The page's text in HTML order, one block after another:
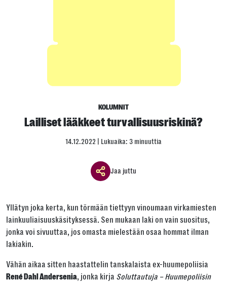
KOLUMNIT
Lailliset lääkkeet turvallisuusriskinä?
14.12.2022 | Lukuaika: 3 minuuttia
Jaa juttu
Jaa tämä linkki seuraavilla tavoilla
Tai kopioi linkki
Yllätyn joka kerta, kun törmään tiettyyn vinoumaan virkamiesten
lainkuuliaisuuskäsityksessä. Sen mukaan laki on vain suositus,
jonka voi sivuuttaa, jos omasta mielestään osaa hommat ilman
lakiakin.
Vähän aikaa sitten haastattelin tanskalaista ex-huumepoliisia
René Dahl Andersenia, jonka kirja Soluttautuja – Huumepoliisin